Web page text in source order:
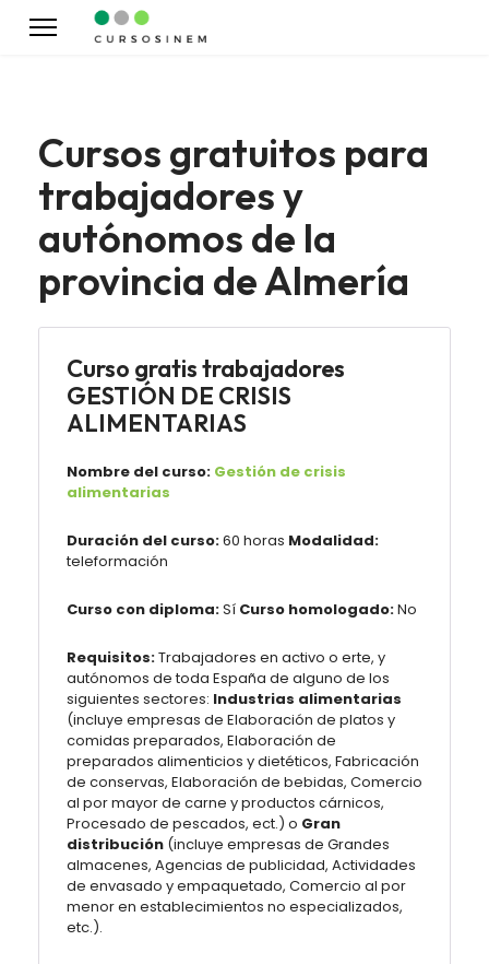
Cursos gratuitos para
trabajadores y
autónomos de la
provincia de Almería
Curso gratis trabajadores
GESTIÓN DE CRISIS
ALIMENTARIAS
Nombre del curso: Gestión de crisis
alimentarias
Duración del curso:60 horas Modalidad:
teleformación
Curso con diploma:Sí Curso homologado:No
Requisitos:Trabajadores en activo o erte, y
autónomos de toda España de alguno de los
siguientes sectores: Industrias alimentarias
(incluye empresas de Elaboración de platos y
comidas preparados, Elaboración de
preparados alimenticios y dietéticos, Fabricación
de conservas, Elaboración de bebidas, Comercio
al por mayor de carne y productos cárnicos,
Procesado de pescados, ect.) o Gran
distribución (incluye empresas de Grandes
almacenes, Agencias de publicidad, Actividades
de envasado y empaquetado, Comercio al por
menor en establecimientos no especializados,
etc.).